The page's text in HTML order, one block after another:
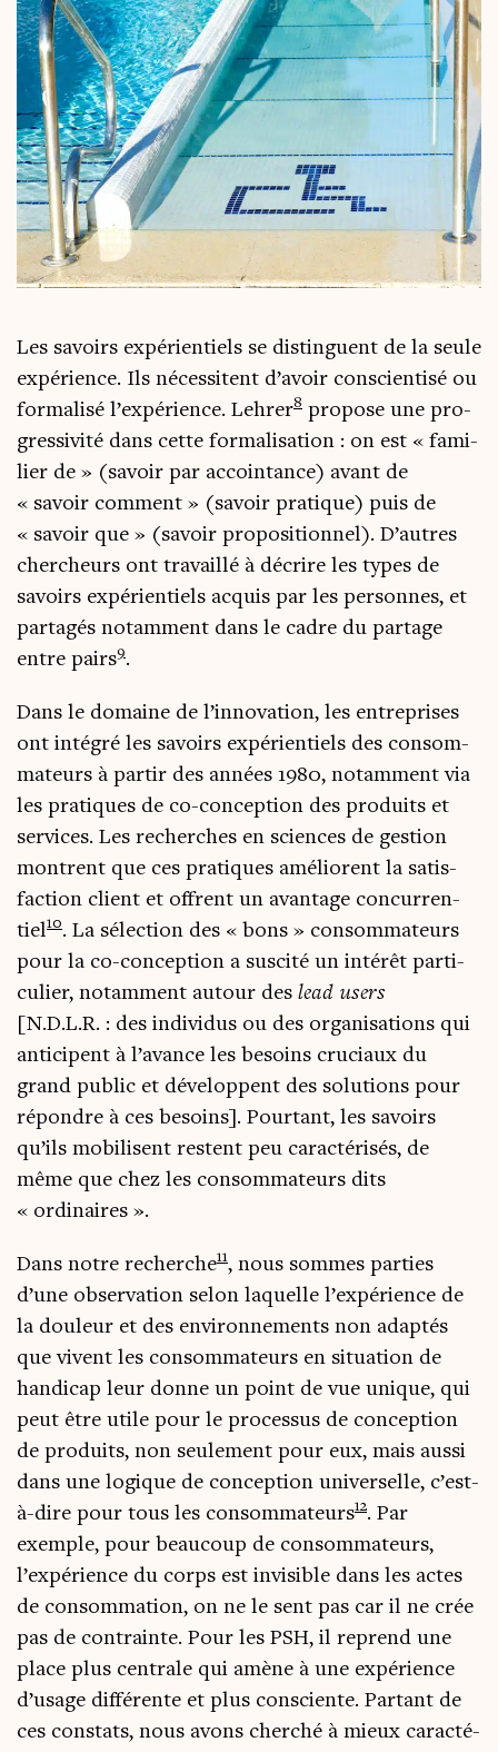
Les savoirs expé­rien­tiels se dis­tinguent de la seule
expé­rience. Ils néces­sitent d’avoir conscien­ti­sé ou
for­ma­li­sé l’expérience. Leh­rer8 pro­pose une pro­
gres­si­vi­té dans cette for­ma­li­sa­tion : on est « fami­
lier de » (savoir par accoin­tance) avant de
« savoir com­ment » (savoir pra­tique) puis de
« savoir que » (savoir pro­po­si­tion­nel). D’autres
cher­cheurs ont tra­vaillé à décrire les types de
savoirs expé­rien­tiels acquis par les per­sonnes, et
par­ta­gés notam­ment dans le cadre du par­tage
entre pairs9.
Dans le domaine de l’innovation, les entre­prises
ont inté­gré les savoirs expé­rien­tiels des consom­
ma­teurs à par­tir des années 1980, notam­ment via
les pra­tiques de co-concep­tion des pro­duits et
ser­vices. Les recherches en sciences de ges­tion
montrent que ces pra­tiques amé­liorent la satis­
fac­tion client et offrent un avan­tage concur­ren­
tiel10. La sélec­tion des « bons » consom­ma­teurs
pour la co-concep­tion a sus­ci­té un inté­rêt par­ti­
cu­lier, notam­ment autour des lead users
[N.D.L.R. : des indi­vi­dus ou des orga­ni­sa­tions qui
anti­cipent à l’avance les besoins cru­ciaux du
grand public et déve­loppent des solu­tions pour
répondre à ces besoins]. Pour­tant, les savoirs
qu’ils mobi­lisent res­tent peu carac­té­ri­sés, de
même que chez les consom­ma­teurs dits
« ordinaires ».
Dans notre recherche11, nous sommes par­ties
d’une obser­va­tion selon laquelle l’expérience de
la dou­leur et des envi­ron­ne­ments non adap­tés
que vivent les consom­ma­teurs en situa­tion de
han­di­cap leur donne un point de vue unique, qui
peut être utile pour le pro­ces­sus de concep­tion
de pro­duits, non seule­ment pour eux, mais aus­si
dans une logique de concep­tion uni­ver­selle, c’est-
à-dire pour tous les consom­ma­teurs12. Par
exemple, pour beau­coup de consom­ma­teurs,
l’expérience du corps est invi­sible dans les actes
de consom­ma­tion, on ne le sent pas car il ne crée
pas de contrainte. Pour les PSH, il reprend une
place plus cen­trale qui amène à une expé­rience
d’usage dif­fé­rente et plus consciente. Par­tant de
ces constats, nous avons cher­ché à mieux carac­té­